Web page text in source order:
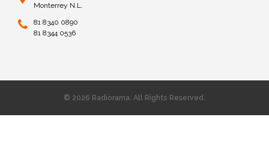
Monterrey N.L.
81 8340 0890
81 8344 0536
© 2026 Radiorama. All Rights Reserved.